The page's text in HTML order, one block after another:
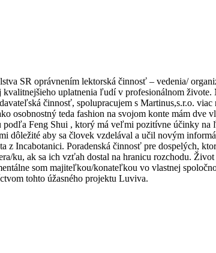
SR oprávnením lektorská činnosť – vedenia/
kvalitnejšieho uplatnenia ľudí v profesionálnom
činnosť, spolupracujem s Martinus,s.r.o.
osobnostný teda fashion na svojom konte mám dve
Feng Shui , ktorý má veľmi pozitívne účinky
aby sa človek vzdelával a učil novým
Incabotanici. Poradenská činnosť pre dospelých,
ku, ak sa ich vzťah dostal na hranicu rozchodu.
som majiteľkou/konateľkou vo vlastnej
tohto úžasného projektu Luviva.